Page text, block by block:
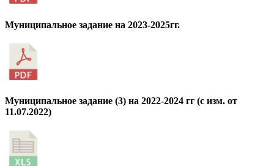
Муниципальное задание на 2023-2025гг.
Муниципальное задание (3) на 2022-2024 гг (с изм. от
11.07.2022)